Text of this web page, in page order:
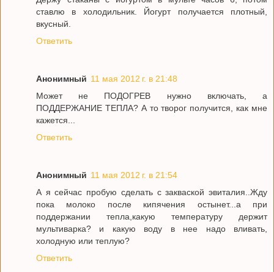
ставлю в холодильник. Йогурт получается плотный,
вкусный.
Ответить
Анонимный 11 мая 2012 г. в 21:48
Может не ПОДОГРЕВ нужно включать, а
ПОДДЕРЖАНИЕ ТЕПЛА? А то творог получится, как мне
кажется...
Ответить
Анонимный 11 мая 2012 г. в 21:54
А я сейчас пробую сделать с закваской эвиталия..Жду
пока молоко после кипячения остынет...а при
поддержании тепла,какую температуру держит
мультиварка? и какую воду в нее надо вливать,
холодную или теплую?
Ответить